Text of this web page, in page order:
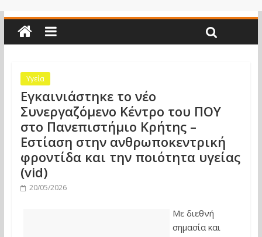
Υγεία
Εγκαινιάστηκε το νέο
Συνεργαζόμενο Κέντρο του ΠΟΥ
στο Πανεπιστήμιο Κρήτης –
Εστίαση στην ανθρωποκεντρική
φροντίδα και την ποιότητα υγείας
(vid)
20/05/2026
Με διεθνή
σημασία και